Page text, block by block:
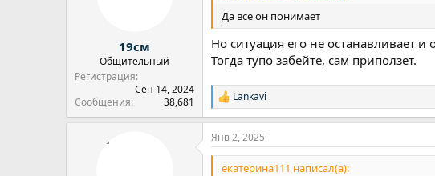
19см
Общительный
Регистрация
Сен 14, 2024
Сообщения
38,681
Да все он понимает
Но ситуация его не останавливает
Тогда тупо забейте, сам приползет.
Р
е
а
к
ц
и
Lankavi
Янв 2, 2025
екатерина111 написал(а):